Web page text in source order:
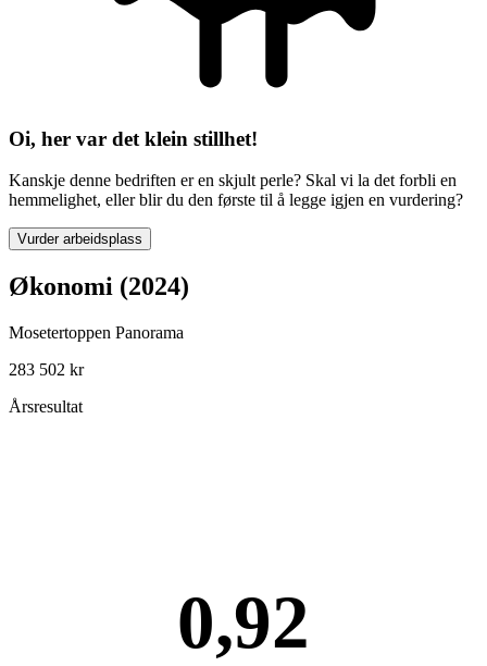
Oi, her var det klein stillhet!
Kanskje denne bedriften er en skjult perle? Skal vi la det forbli en
hemmelighet, eller blir du den første til å legge igjen en vurdering?
Vurder arbeidsplass
Økonomi (2024)
Mosetertoppen Panorama
283 502 kr
Årsresultat
0,92